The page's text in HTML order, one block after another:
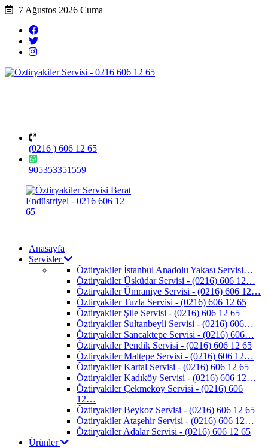
7 Ağustos 2026 Cuma
(0216 ) 606 12 65
905353351559
Anasayfa
Servisler
Öztiryakiler İstanbul Anadolu Yakası Servisi…
Öztiryakiler Üsküdar Servisi - (0216) 606 12…
Öztiryakiler Ümraniye Servisi - (0216) 606 12…
Öztiryakiler Tuzla Servisi - (0216) 606 12 65
Öztiryakiler Şile Servisi - (0216) 606 12 65
Öztiryakiler Sultanbeyli Servisi - (0216) 606…
Öztiryakiler Sancaktepe Servisi - (0216) 606…
Öztiryakiler Pendik Servisi - (0216) 606 12 65
Öztiryakiler Maltepe Servisi - (0216) 606 12…
Öztiryakiler Kartal Servisi - (0216) 606 12 65
Öztiryakiler Kadıköy Servisi - (0216) 606 12…
Öztiryakiler Çekmeköy Servisi - (0216) 606
12…
Öztiryakiler Beykoz Servisi - (0216) 606 12 65
Öztiryakiler Ataşehir Servisi - (0216) 606 12…
Öztiryakiler Adalar Servisi - (0216) 606 12 65
Ürünler